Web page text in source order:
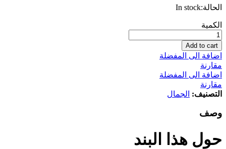
الحالة:In stock
لوريال
باريس
بروديجي،
5.3
بني
ذهبي
فاتح
كمية
الكمية
Add to cart
اضافة الى المفضلة
مقارنة
اضافة الى المفضلة
مقارنة
التصنيف: الجمال
وصف
حول هذا البند